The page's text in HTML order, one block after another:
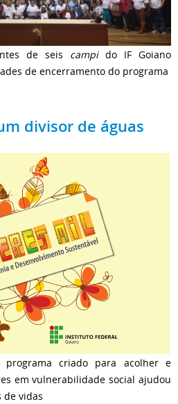
de seis campido IF Goiano
de encerramento do programa
divisor de águas
programa criado para acolher e
em vulnerabilidade social ajudou
de vidas